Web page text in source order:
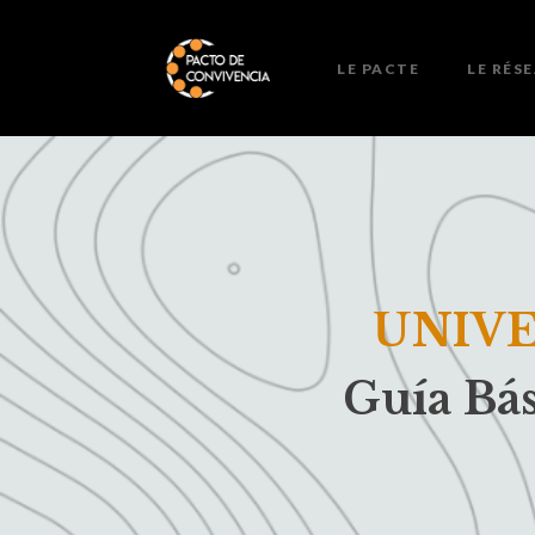
LE PACTE LE
Guía